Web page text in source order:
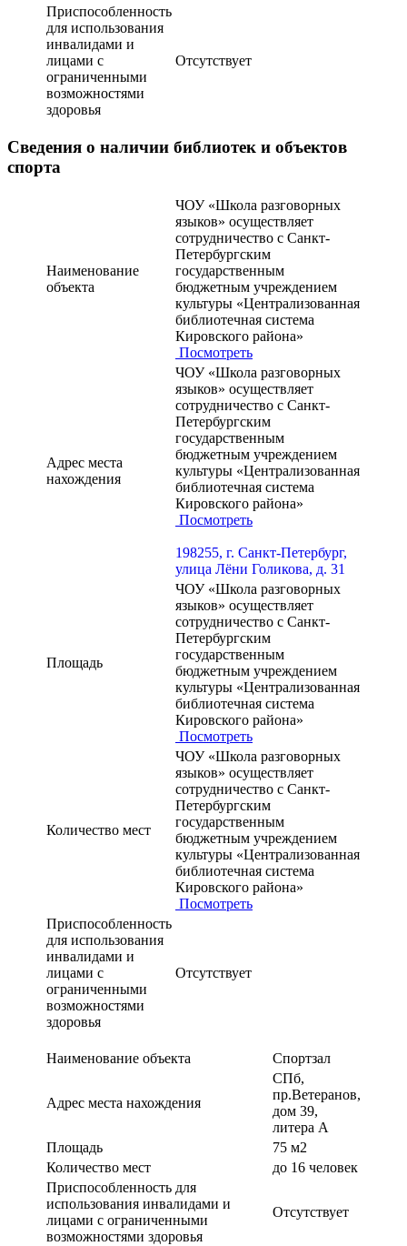
Приспособленность
для использования
инвалидами и
лицами с
ограниченными
возможностями
здоровья
Отсутствует
Сведения о наличии библиотек и объектов
спорта
Наименование
объекта
ЧОУ «Школа разговорных
языков» осуществляет
сотрудничество с Санкт-
Петербургским
государственным
бюджетным учреждением
культуры «Централизованная
библиотечная система
Кировского района»
Посмотреть
Адрес места
нахождения
ЧОУ «Школа разговорных
языков» осуществляет
сотрудничество с Санкт-
Петербургским
государственным
бюджетным учреждением
культуры «Централизованная
библиотечная система
Кировского района»
Посмотреть
198255, г. Санкт-Петербург,
улица Лёни Голикова, д. 31
Площадь
ЧОУ «Школа разговорных
языков» осуществляет
сотрудничество с Санкт-
Петербургским
государственным
бюджетным учреждением
культуры «Централизованная
библиотечная система
Кировского района»
Посмотреть
Количество мест
ЧОУ «Школа разговорных
языков» осуществляет
сотрудничество с Санкт-
Петербургским
государственным
бюджетным учреждением
культуры «Централизованная
библиотечная система
Кировского района»
Посмотреть
Приспособленность
для использования
инвалидами и
лицами с
ограниченными
возможностями
здоровья
Отсутствует
Наименование объекта Спортзал
Адрес места нахождения
СПб,
пр.Ветеранов,
дом 39,
литера А
Площадь
75 м2
Количество мест
до 16 человек
Приспособленность для
использования инвалидами и
лицами с ограниченными
возможностями здоровья
Отсутствует